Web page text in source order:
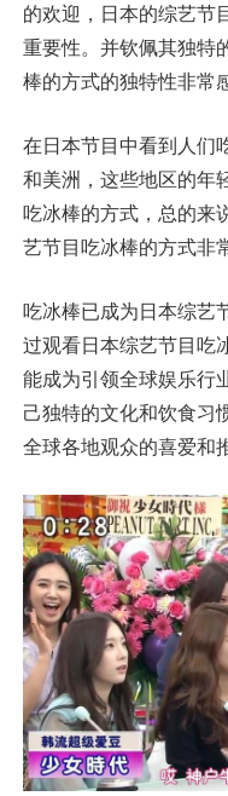
的欢迎，日本的综艺节
重要性。并钦佩其独特
棒的方式的独特性非常
在日本节目中看到人们
和美洲，这些地区的年
吃冰棒的方式，总的来
艺节目吃冰棒的方式非
吃冰棒已成为日本综艺
过观看日本综艺节目吃
能成为引领全球娱乐行
己独特的文化和饮食习
全球各地观众的喜爱和